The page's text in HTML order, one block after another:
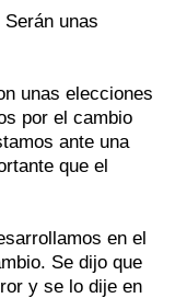
unas
unas elecciones
por el cambio
ante una
que el
en el
Se dijo que
y se lo dije en